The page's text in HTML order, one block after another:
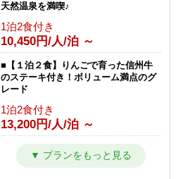
天然温泉を満喫♪
1泊2食付き
10,450円/人/泊 ～
■【１泊２食】りんごで育った信州牛
のステーキ付き！ボリューム満点のグ
レード
1泊2食付き
13,200円/人/泊 ～
■【１泊夕食】早くからアクティブに
動きたい人にオススメの夕食付きプラ